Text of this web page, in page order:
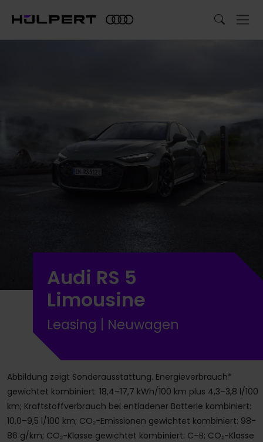
Audi RS 5
Limousine
Leasing | Neuwagen
Abbildung zeigt Sonderausstattung. Energieverbrauch*
gewichtet kombiniert: 18,4–17,7 kWh/100 km plus 4,3–3,8 l/100
km; Kraftstoffverbrauch bei entladener Batterie kombiniert:
10,0–9,5 l/100 km; CO₂-Emissionen gewichtet kombiniert: 98-
86 g/km; CO₂-Klasse gewichtet kombiniert: C–B; CO₂-Klasse